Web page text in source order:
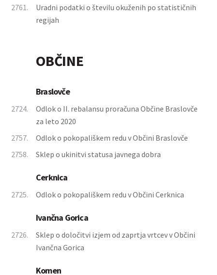
2761.
Uradni podatki o številu okuženih po statističnih
regijah
OBČINE
Braslovče
2724.
Odlok o II. rebalansu proračuna Občine Braslovče
za leto 2020
2757.
Odlok o pokopališkem redu v Občini Braslovče
2758.
Sklep o ukinitvi statusa javnega dobra
Cerknica
2725. Odlok o pokopališkem redu v Občini Cerknica
Ivančna Gorica
2726.
Sklep o določitvi izjem od zaprtja vrtcev v Občini
Ivančna Gorica
Komen